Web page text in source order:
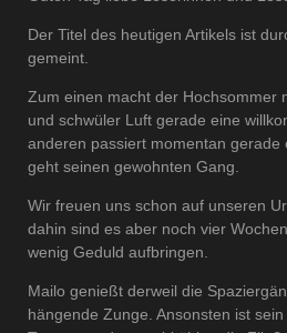
Der Titel des heutigen Artikels ist
gemeint.
Zum einen macht der Hochsommer
und schwüler Luft gerade eine
anderen passiert momentan gerade
geht seinen gewohnten Gang.
Wir freuen uns schon auf unseren
dahin sind es aber noch vier
wenig Geduld aufbringen.
Mailo genießt derweil die
hängende Zunge. Ansonsten ist